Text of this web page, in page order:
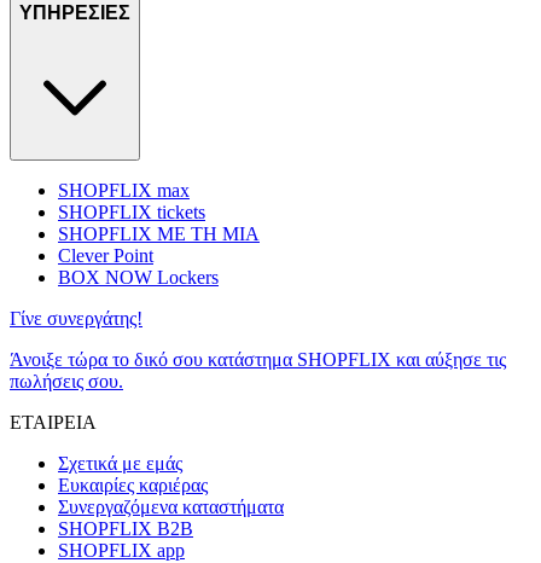
ΥΠΗΡΕΣΙΕΣ
SHOPFLIX max
SHOPFLIX tickets
SHOPFLIX ΜΕ ΤΗ ΜΙΑ
Clever Point
BOX NOW Lockers
Γίνε συνεργάτης!
Άνοιξε τώρα το δικό σου κατάστημα SHOPFLIX και αύξησε τις
πωλήσεις σου.
ΕΤΑΙΡΕΙΑ
Σχετικά με εμάς
Ευκαιρίες καριέρας
Συνεργαζόμενα καταστήματα
SHOPFLIX B2B
SHOPFLIX app